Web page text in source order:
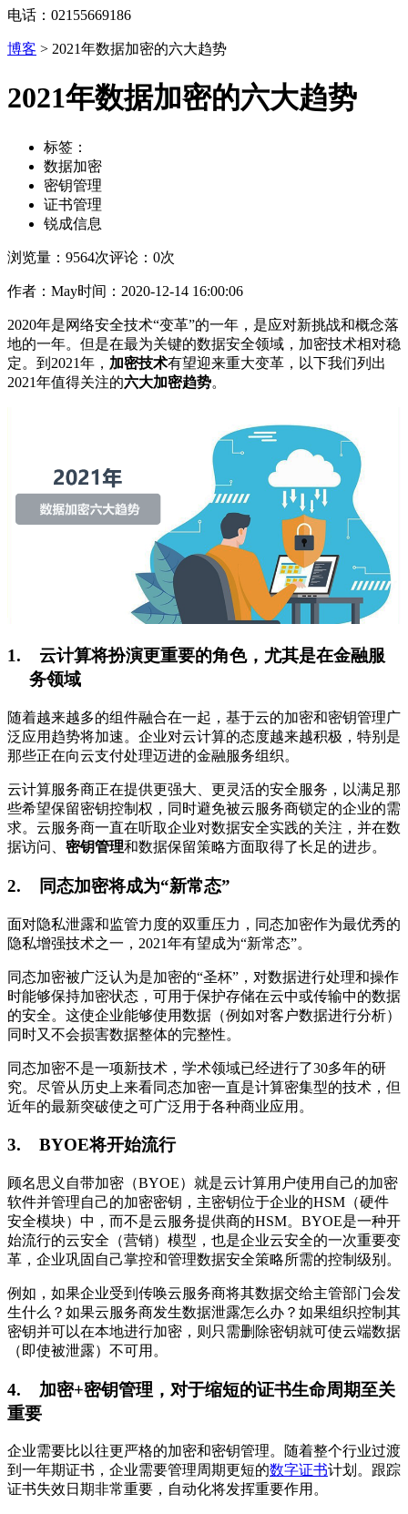
电话：02155669186
博客 > 2021年数据加密的六大趋势
2021年数据加密的六大趋势
标签：
数据加密
密钥管理
证书管理
锐成信息
浏览量：9564次评论：0次
作者：May时间：2020-12-14 16:00:06
2020年是网络安全技术“变革”的一年，是应对新挑战和概念落
地的一年。但是在最为关键的数据安全领域，加密技术相对稳
定。到 2021年， 加密技术有望迎来重大变革，以下我们列出
2021年值得关注的六大加密趋势。
1.
云计算将扮演更重要的角色，尤其是在金融服
务领域
随着越来越多的组件融合在一起，基于云的加密和密钥管理广
泛应用趋势将加速。企业对云计算的态度越来越积极，特别是
那些正在向云支付处理迈进的金融服务组织。
云计算服务商正在提供更强大、更灵活的安全服务，以满足那
些希望保留密钥控制权，同时避免被云服务商锁定的企业的需
求。云服务商一直在听取企业对数据安全实践的关注，并在数
据访问、 密钥管理和数据保留策略方面取得了长足的进步。
2. 同态加密将成为“新常态”
面对隐私泄露和监管力度的双重压力，同态加密作为最优秀的
隐私增强技术之一， 2021年有望成为“新常态”。
同态加密被广泛认为是加密的“圣杯”，对数据进行处理和操作
时能够保持加密状态，可用于保护存储在云中或传输中的数据
的安全。这使企业能够使用数据（例如对客户数据进行分析）
同时又不会损害数据整体的完整性。
同态加密不是一项新技术，学术领域已经进行了30多年的研
究。尽管从历史上来看同态加密一直是计算密集型的技术，但
近年的最新突破使之可广泛用于各种商业应用。
3. BYOE将开始流行
顾名思义自带加密（BYOE）就是云计算用户使用自己的加密
软件并管理自己的加密密钥，主密钥位于企业的HSM （硬件
安全模块）中，而不是云服务提供商的HSM。 BYOE是一种开
始流行的云安全（营销）模型，也是企业云安全的一次重要变
革，企业巩固自己掌控和管理数据安全策略所需的控制级别。
例如，如果企业受到传唤云服务商将其数据交给主管部门会发
生什么？如果云服务商发生数据泄露怎么办？如果组织控制其
密钥并可以在本地进行加密，则只需删除密钥就可使云端数据
（即使被泄露）不可用。
4. 加密+密钥管理，对于缩短的证书生命周期至关
重要
企业需要比以往更严格的加密和密钥管理。随着整个行业过渡
到一年期证书，企业需要管理周期更短的数字证书计划。跟踪
证书失效日期非常重要，自动化将发挥重要作用。